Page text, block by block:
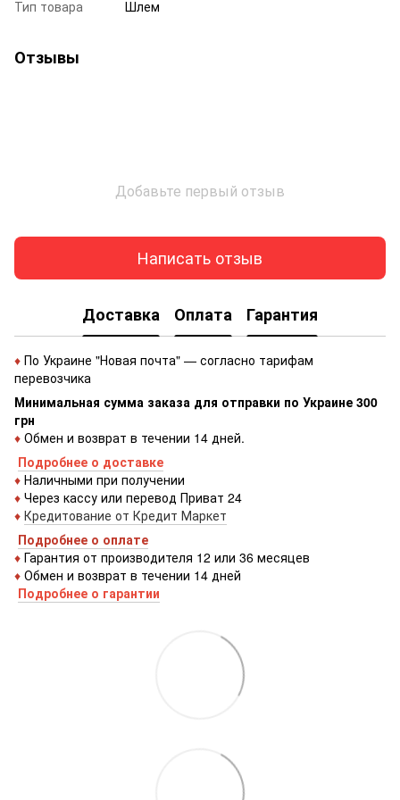
Тип товара Шлем
Отзывы
Добавьте первый отзыв
Написать отзыв
Доставка Оплата Гарантия
♦ По Украине "Новая почта" — согласно тарифам
перевозчика
Минимальная сумма заказа для отправки по Украине 300
грн
♦ Обмен и возврат в течении 14 дней.
Подробнее о доставке
♦ Наличными при получении
♦ Через кассу или перевод Приват 24
♦ Кредитование от Кредит Маркет
Подробнее о оплате
♦ Гарантия от производителя 12 или 36 месяцев
♦ Обмен и возврат в течении 14 дней
Подробнее о гарантии